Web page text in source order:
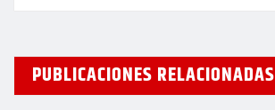
PUBLICACIONES RELACIONADAS